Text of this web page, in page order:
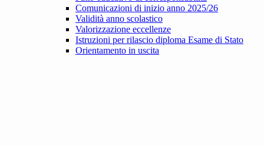
Comunicazioni di inizio anno 2025/26
Validità anno scolastico
Valorizzazione eccellenze
Istruzioni per rilascio diploma Esame di Stato
Orientamento in uscita